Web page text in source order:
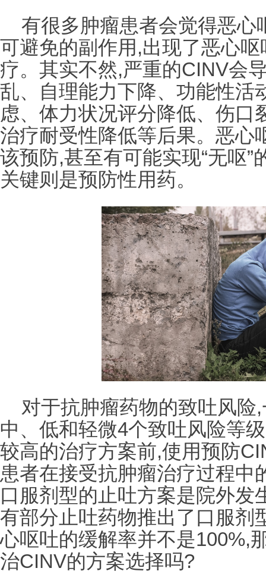
有很多肿瘤患者会觉得恶心
可避免的副作用,出现了恶心
疗。其实不然,严重的CINV会
乱、自理能力下降、功能性活
虑、体力状况评分降低、伤口
治疗耐受性降低等后果。恶心
该预防,甚至有可能实现“无呕”
关键则是预防性用药。
对于抗肿瘤药物的致吐风险
中、低和轻微4个致吐风险等
较高的治疗方案前,使用预防
患者在接受抗肿瘤治疗过程中
口服剂型的止吐方案是院外发
有部分止吐药物推出了口服剂
心呕吐的缓解率并不是100%,
治CINV的方案选择吗?